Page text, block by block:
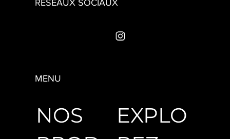
MENU
NOS
EXPLO
RESEAUX SOCIAUX